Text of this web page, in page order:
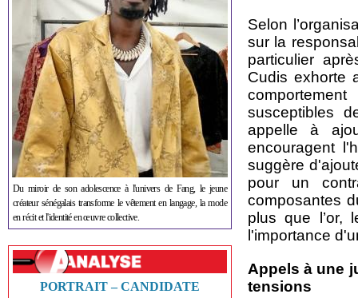
Du miroir de son adolescence à l'univers de Fang, le jeune
créateur sénégalais transforme le vêtement en langage, la mode
en récit et l'identité en œuvre collective.
PORTRAIT – CANDIDATE
Selon
sur la
particulier
Cudis exhorte
susceptibles
appelle à
encouragent
suggère
pour un
composantes
plus que l’or,
l'importance
Appels à une
tensions